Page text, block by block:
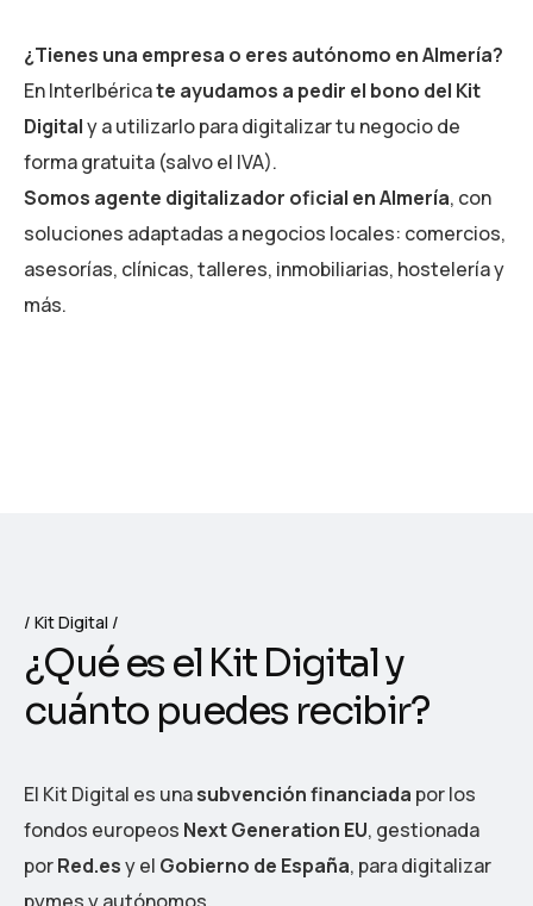
¿Tienes una empresa o eres autónomo en Almería?
En InterIbéricate ayudamos a pedir el bono del Kit
Digitaly a utilizarlo para digitalizar tu negocio de
forma gratuita (salvo el IVA).
Somos agente digitalizador oficial en Almería, con
soluciones adaptadas a negocios locales: comercios,
asesorías, clínicas, talleres, inmobiliarias, hostelería y
más.
Kit Digital
¿Quées el Kit Digitaly
cuánto puedes recibir?
El Kit Digital es unasubvención financiada por los
fondos europeos Next Generation EU, gestionada
porRed.esy el Gobierno de España, para digitalizar